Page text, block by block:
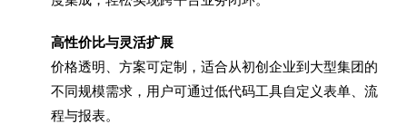
高性价比与灵活扩展
价格透明、方案可定制，适合从初创企业到大型集团的
不同规模需求，用户可通过低代码工具自定义表单、流
程与报表。